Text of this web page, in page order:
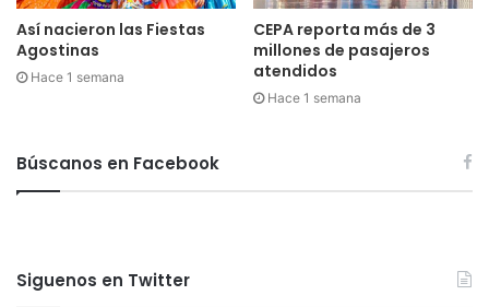
Así nacieron las Fiestas
Agostinas
Hace 1 semana
CEPA reporta más de 3
millones de pasajeros
atendidos
Hace 1 semana
Búscanos en Facebook
Siguenos en Twitter